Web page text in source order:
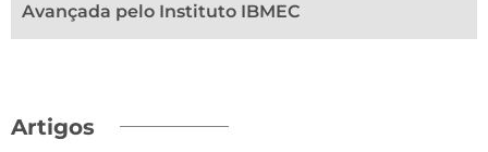
Avançada pelo Instituto IBMEC
Artigos